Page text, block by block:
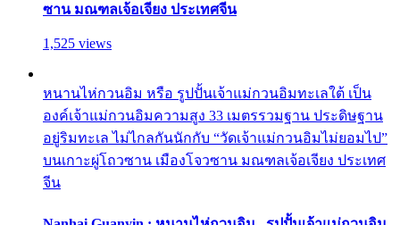
ซาน มณฑลเจ้อเจียง ประเทศจีน
1,525 views
หนานไห่กวนอิม หรือ รูปปั้นเจ้าแม่กวนอิมทะเลใต้ เป็น
องค์เจ้าแม่กวนอิมความสูง 33 เมตรรวมฐาน ประดิษฐาน
อยู่ริมทะเล ไม่ไกลกันนักกับ “วัดเจ้าแม่กวนอิมไม่ยอมไป”
บนเกาะผู่โถวซาน เมืองโจวซาน มณฑลเจ้อเจียง ประเทศ
จีน